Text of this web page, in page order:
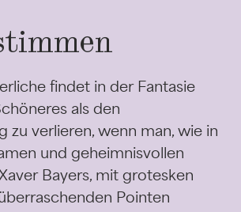
findet in der Fantasie
als den
zu verlieren, wenn man, wie in
und geheimnisvollen
Bayers, mit grotesken
Pointen